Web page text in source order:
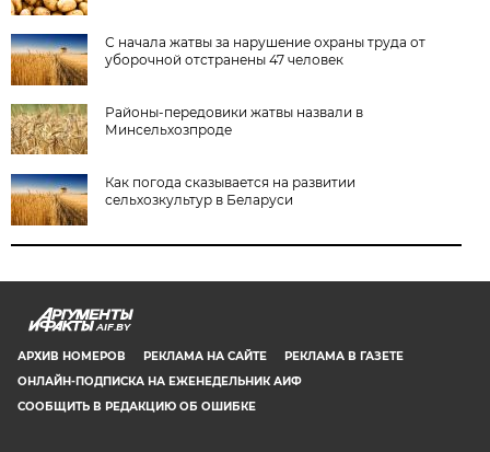
С начала жатвы за нарушение охраны труда от
уборочной отстранены 47 человек
Районы-передовики жатвы назвали в
Минсельхозпроде
Как погода сказывается на развитии
сельхозкультур в Беларуси
AIF.BY
АРХИВ НОМЕРОВ РЕКЛАМА НА САЙТЕ
РЕКЛАМА В ГАЗЕТЕ
ОНЛАЙН-ПОДПИСКА НА ЕЖЕНЕДЕЛЬНИК АИФ
СООБЩИТЬ В РЕДАКЦИЮ ОБ ОШИБКЕ